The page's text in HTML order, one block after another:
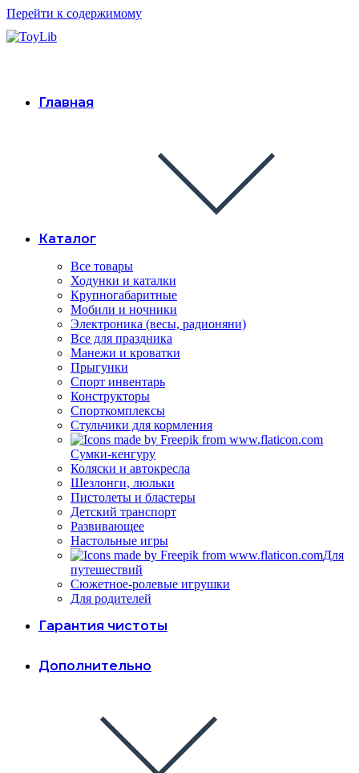
Перейти к содержимому
Главная
Каталог
Все товары
Ходунки и каталки
Крупногабаритные
Мобили и ночники
Электроника (весы, радионяни)
Все для праздника
Манежи и кроватки
Прыгунки
Спорт инвентарь
Конструкторы
Спорткомплексы
Стульчики для кормления
Сумки-кенгуру
Коляски и автокресла
Шезлонги, люльки
Пистолеты и бластеры
Детский транспорт
Развивающее
Настольные игры
Для
путешествий
Сюжетное-ролевые игрушки
Для родителей
Гарантия чистоты
Дополнительно